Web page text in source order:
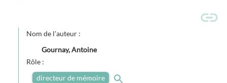
Nom de l'auteur :
Gournay, Antoine
Rôle :
directeur de mémoire